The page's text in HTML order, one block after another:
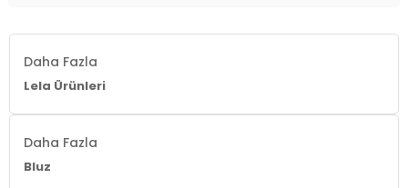
Menşei:Türkiye
mevcuttur
2DY5866933.03
Daha Fazla
Lela Ürünleri
Daha Fazla
Bluz